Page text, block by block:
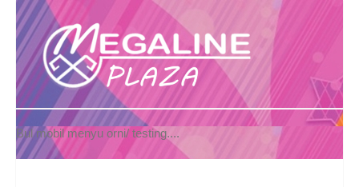
Bul mobil menyu orni/ testing....